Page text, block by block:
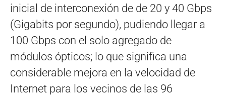
inicial de interconexión de de 20 y 40 Gbps
(Gigabits por segundo), pudiendo llegar a
100 Gbps con el solo agregado de
módulos ópticos; lo que significa una
considerable mejora en la velocidad de
Internet para los vecinos de las 96